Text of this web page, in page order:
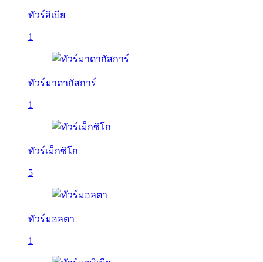
ทัวร์ลิเบีย
1
ทัวร์มาดากัสการ์
1
ทัวร์เม็กซิโก
5
ทัวร์มอลตา
1